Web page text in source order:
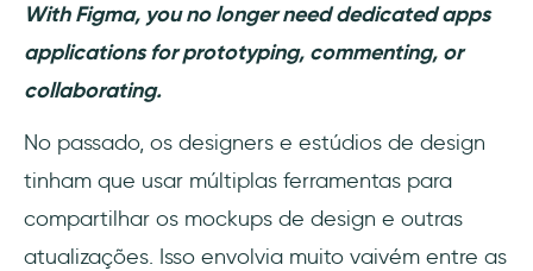
With Figma, you no longer need dedicated apps
applications for prototyping, commenting, or
collaborating.
No passado, os designers e estúdios de design
tinham que usar múltiplas ferramentas para
compartilhar os mockups de design e outras
atualizações. Isso envolvia muito vaivém entre as